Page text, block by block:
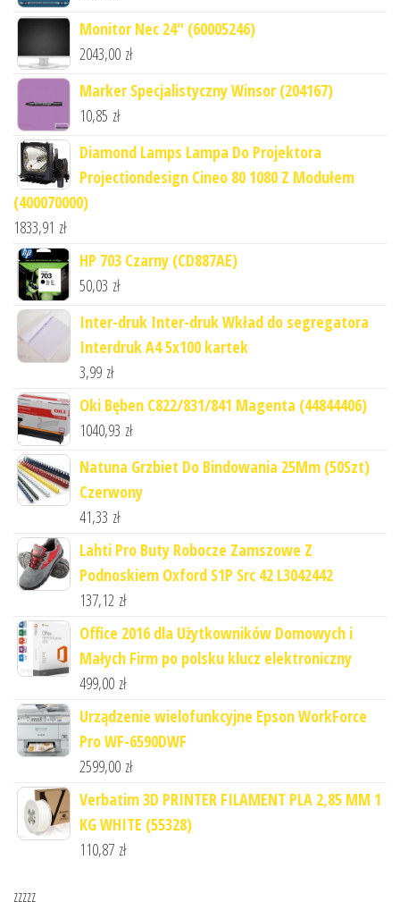
Monitor Nec 24" (60005246)
2043,00 zł
Marker Specjalistyczny Winsor (204167)
10,85 zł
Diamond Lamps Lampa Do Projektora
Projectiondesign Cineo 80 1080 Z Modułem
(400070000)
1833,91 zł
HP 703 Czarny (CD887AE)
50,03 zł
Inter-druk Inter-druk Wkład do segregatora
Interdruk A4 5x100 kartek
3,99 zł
Oki Bęben C822/831/841 Magenta (44844406)
1040,93 zł
Natuna Grzbiet Do Bindowania 25Mm (50Szt)
Czerwony
41,33 zł
Lahti Pro Buty Robocze Zamszowe Z
Podnoskiem Oxford S1P Src 42 L3042442
137,12 zł
Office 2016 dla Użytkowników Domowych i
Małych Firm po polsku klucz elektroniczny
499,00 zł
Urządzenie wielofunkcyjne Epson WorkForce
Pro WF-6590DWF
2599,00 zł
Verbatim 3D PRINTER FILAMENT PLA 2,85 MM 1
KG WHITE (55328)
110,87 zł
zzzzz